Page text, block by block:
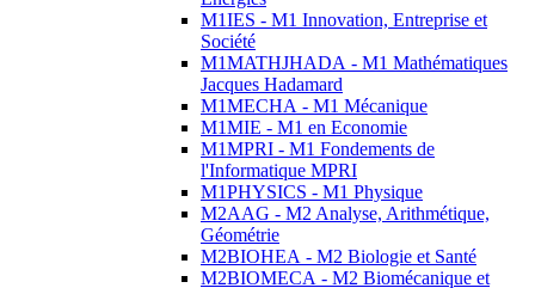
M1IES - M1 Innovation, Entreprise et
Société
M1MATHJHADA - M1 Mathématiques
Jacques Hadamard
M1MECHA - M1 Mécanique
M1MIE - M1 en Economie
M1MPRI - M1 Fondements de
l'Informatique MPRI
M1PHYSICS - M1 Physique
M2AAG - M2 Analyse, Arithmétique,
Géométrie
M2BIOHEA - M2 Biologie et Santé
M2BIOMECA - M2 Biomécanique et